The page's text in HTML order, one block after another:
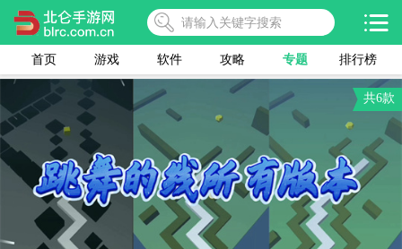
首页 游戏 软件 攻略 专题 排行榜
共6款